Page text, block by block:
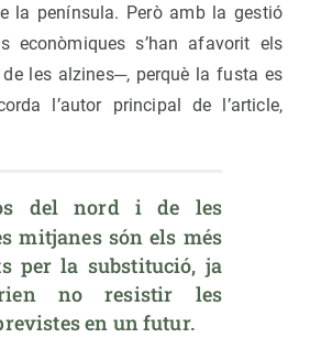
la península. Però amb la gestió
econòmiques s’han afavorit els
les alzines─, perquè la fusta es
l’autor principal de l’article,
del nord i de les
mitjanes són els més
per la substitució, ja
no resistir les
en un futur.